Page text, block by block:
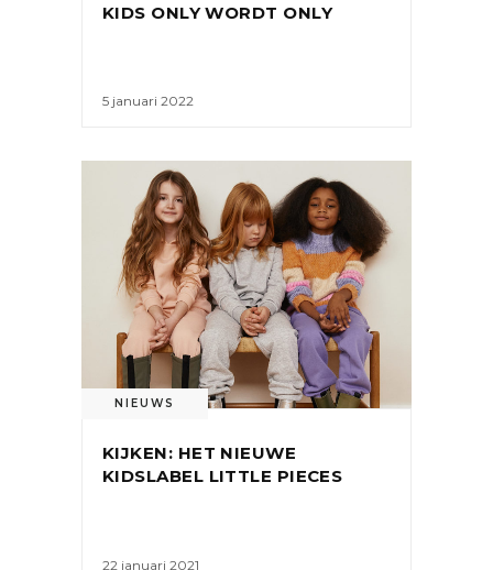
KIDS ONLY WORDT ONLY
5 januari 2022
NIEUWS
KIJKEN: HET NIEUWE
KIDSLABEL LITTLE PIECES
22 januari 2021